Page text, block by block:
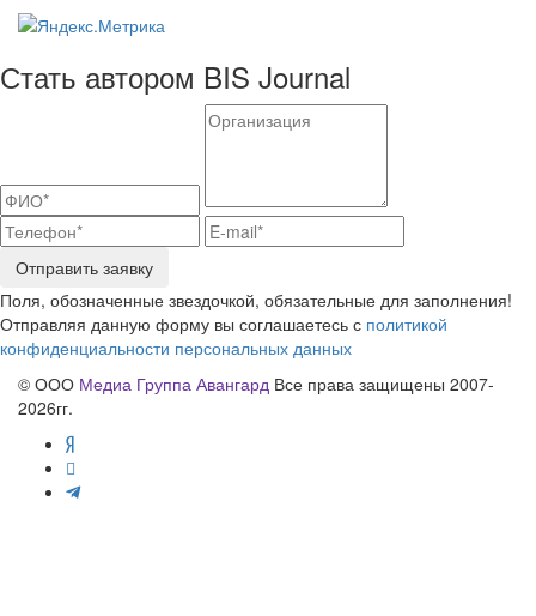
Стать автором BIS Journal
Отправить заявку
Поля, обозначенные звездочкой, обязательные для заполнения!
Отправляя данную форму вы соглашаетесь с политикой
конфиденциальности персональных данных
© ООО Медиа Группа Авангард Все права защищены 2007-
2026гг.